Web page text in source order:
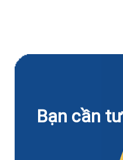
Bạn cần